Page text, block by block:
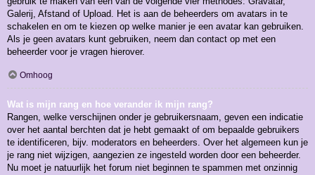
Galerij, Afstand of Upload. Het is aan de beheerders om avatars in te
schakelen en om te kiezen op welke manier je een avatar kan gebruiken.
Als je geen avatars kunt gebruiken, neem dan contact op met een
beheerder voor je vragen hierover.
Omhoog
Wat is mijn rang en hoe verander ik mijn rang?
Rangen, welke verschijnen onder je gebruikersnaam, geven een indicatie
over het aantal berchten dat je hebt gemaakt of om bepaalde gebruikers
te identificeren, bijv. moderators en beheerders. Over het algemeen kun je
je rang niet wijzigen, aangezien ze ingesteld worden door een beheerder.
Nu moet je natuurlijk het forum niet beginnen te spammen met onzinnig